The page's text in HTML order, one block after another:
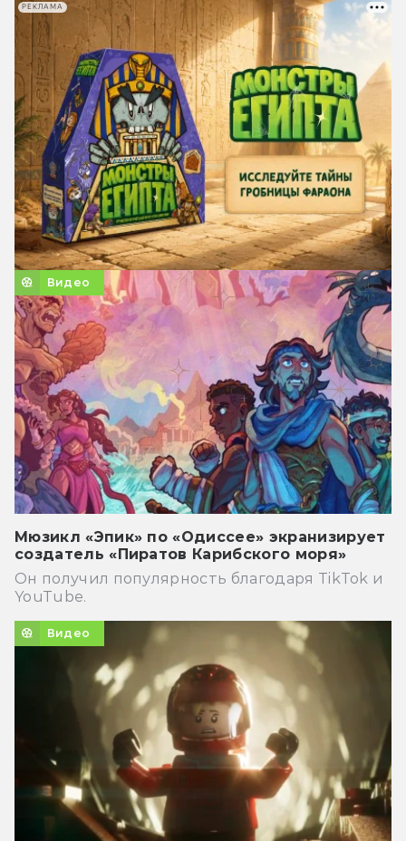
Видео
Мюзикл «Эпик» по «Одиссее» экранизирует
создатель «Пиратов Карибского моря»
Он получил популярность благодаря TikTok и
YouTube.
Видео
РЕКЛАМА